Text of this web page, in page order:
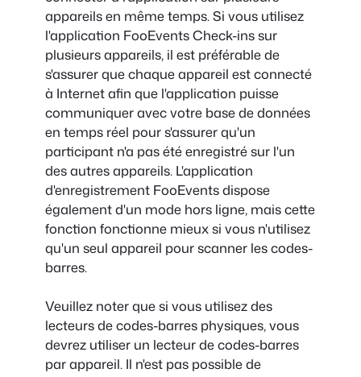
appareils en même temps. Si vous utilisez
l'application FooEvents Check-ins sur
plusieurs appareils, il est préférable de
s'assurer que chaque appareil est connecté
à Internet afin que l'application puisse
communiquer avec votre base de données
en temps réel pour s'assurer qu'un
participant n'a pas été enregistré sur l'un
des autres appareils. L'application
d'enregistrement FooEvents dispose
également d'un mode hors ligne, mais cette
fonction fonctionne mieux si vous n'utilisez
qu'un seul appareil pour scanner les codes-
barres.
Veuillez noter que si vous utilisez des
lecteurs de codes-barres physiques, vous
devrez utiliser un lecteur de codes-barres
par appareil. Il n'est pas possible de